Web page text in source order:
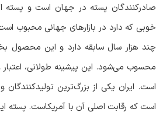
صادرکنندگان پسته در جهان است و پسته
خوبی که دارد در بازارهای جهانی محبوب
چند هزار سال سابقه‌ دارد و این محصول
محسوب می‌شود. این پیشینه طولانی، اعتبار
است. ایران یکی از بزرگ‌ترین